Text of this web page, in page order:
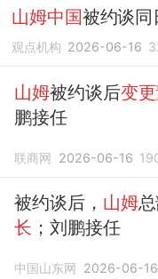
山姆中国被约谈同
观点机构 2026-06-16
山姆被约谈后变
鹏接任
联商网 2026-06-16
被约谈后， 山姆
长 ；刘鹏接任
中国山东网 2026-06-16